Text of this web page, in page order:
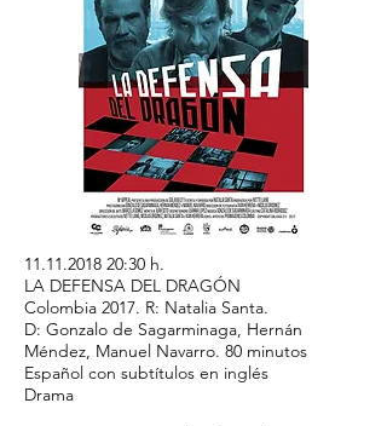
11.11.2018 20:30 h.
LA DEFENSA DEL DRAGÓN
Colombia 2017. R: Natalia Santa.
D: Gonzalo de Sagarminaga, Hernán
Méndez, Manuel Navarro. 80 minutos
Español con subtítulos en inglés
Drama